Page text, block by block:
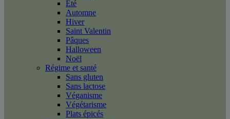
Été
Automne
Hiver
Saint Valentin
Pâques
Halloween
Noël
Régime et santé
Sans gluten
Sans lactose
Véganisme
Végétarisme
Plats épicés